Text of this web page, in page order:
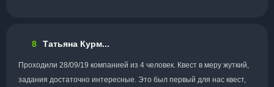
8 Татьяна Курм...
Проходили 28/09/19 компанией из 4 человек. Квест в меру жуткий,
задания достаточно интересные. Это был первый для нас квест,